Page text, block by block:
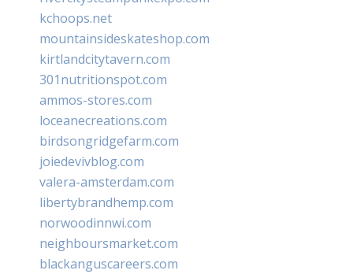
kchoops.net
mountainsideskateshop.com
kirtlandcitytavern.com
301nutritionspot.com
ammos-stores.com
loceanecreations.com
birdsongridgefarm.com
joiedevivblog.com
valera-amsterdam.com
libertybrandhemp.com
norwoodinnwi.com
neighboursmarket.com
blackanguscareers.com